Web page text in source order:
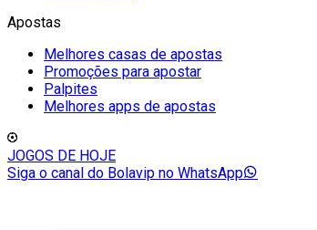
Apostas
Melhores casas de apostas
Promoções para apostar
Palpites
Melhores apps de apostas
JOGOS DE HOJE
Siga o canal do Bolavip no WhatsApp